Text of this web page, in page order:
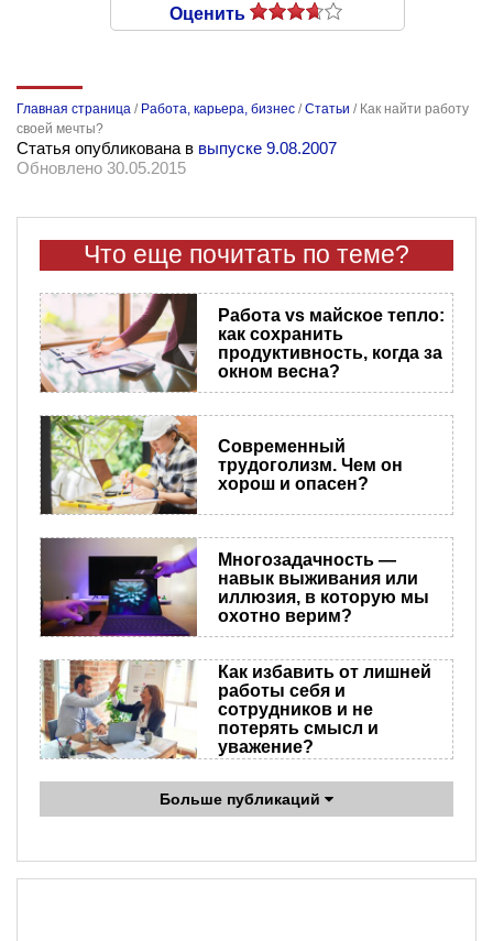
Оценить
Главная страница / Работа, карьера, бизнес /Статьи / Как найти работу
своей мечты?
Статья опубликована в выпуске 9.08.2007
Обновлено 30.05.2015
Что еще почитать по теме?
Работа vs майское тепло:
как сохранить
продуктивность, когда за
окном весна?
Современный
трудоголизм. Чем он
хорош и опасен?
Многозадачность —
навык выживания или
иллюзия, в которую мы
охотно верим?
Как избавить от лишней
работы себя и
сотрудников и не
потерять смысл и
уважение?
Больше публикаций